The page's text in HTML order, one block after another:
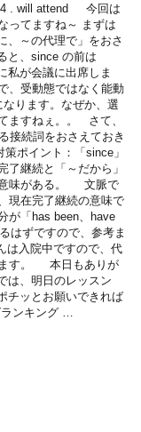
. will attend 今回は
ってますね～ まずは
、～の代理で」をおさ
と、since の前は
私が会議に出席しま
、受動態ではなく能動
ります。なぜか、選
ますねぇ。。 さて、
接続詞をおさえておき
ポイント：「since」
了継続と「～だから」
意味がある。 文脈で
現在完了継続の意味で
が「has been、have
はずですので、参考ま
入院中ですので、代
ます。 本日もありが
は、明日のレッスン
ッとお願いできれば
ンキング …